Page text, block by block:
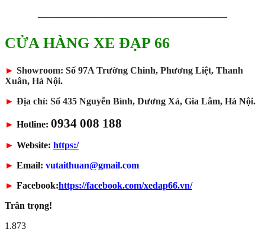
————————————————————
CỬA HÀNG XE ĐẠP 66
► Showroom: Số 97A Trường Chinh, Phương Liệt, Thanh
Xuân, Hà Nội.
► Địa chỉ: Số 435 Nguyễn Bình, Dương Xá, Gia Lâm, Hà Nội.
► Hotline: 0934 008 188
► Website: https:/
► Email: vutaithuan@gmail.com
► Facebook:https://facebook.com/xedap66.vn/
Trân trọng!
1.873